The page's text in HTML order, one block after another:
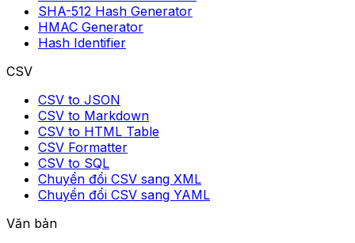
SHA-512 Hash Generator
HMAC Generator
Hash Identifier
CSV
CSV to JSON
CSV to Markdown
CSV to HTML Table
CSV Formatter
CSV to SQL
Chuyển đổi CSV sang XML
Chuyển đổi CSV sang YAML
Văn bản